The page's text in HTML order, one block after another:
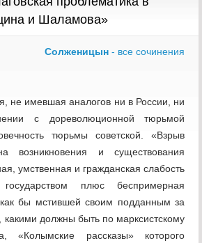
и Шаламова»
Солженицын - все сочинения
не имевшая аналогов ни в России, ни
с дореволюционной тюрьмой
тюрьмы советской. «Взрыв
возникновения и существования
умственная и гражданская слабость
плюс беспримерная
как бы мстившей своим подданным за
какими должны быть по марксистскому
«Колымские рассказы» которого